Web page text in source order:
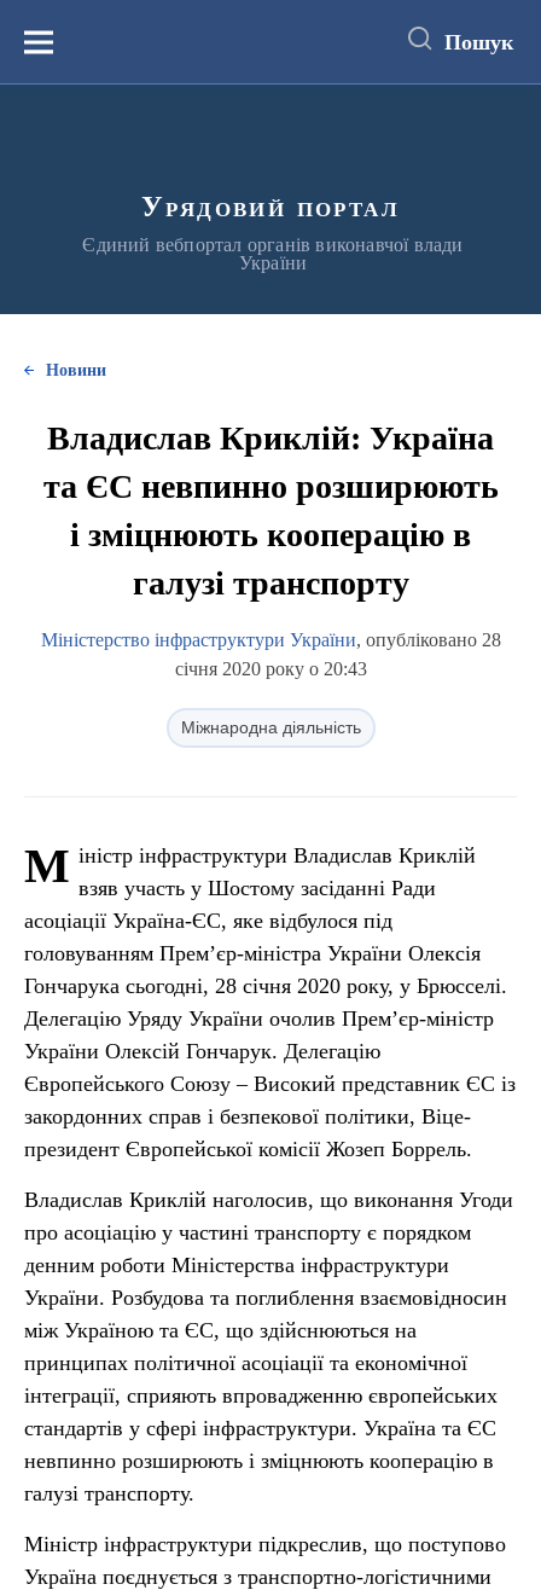
вмістуМеню Пошук
Урядовий портал
Єдиний вебпортал органів виконавчої влади
України
Новини
Владислав Криклій: Україна
та ЄС невпинно розширюють
і зміцнюють кооперацію в
галузі транспорту
Міністерство інфраструктури України, опубліковано 28
січня 2020 року о 20:43
Міжнародна діяльність
М іністр інфраструктури Владислав Криклій
взяв участь у Шостому засіданні Ради
асоціації Україна-ЄС, яке відбулося під
головуванням Прем’єр-міністра України Олексія
Гончарука сьогодні, 28 січня 2020 року, у Брюсселі.
Делегацію Уряду України очолив Прем’єр-міністр
України Олексій Гончарук. Делегацію
Європейського Союзу – Високий представник ЄС із
закордонних справ і безпекової політики, Віце-
президент Європейської комісії Жозеп Боррель.
Владислав Криклій наголосив, що виконання Угоди
про асоціацію у частині транспорту є порядком
денним роботи Міністерства інфраструктури
України. Розбудова та поглиблення взаємовідносин
між Україною та ЄС, що здійснюються на
принципах політичної асоціації та економічної
інтеграції, сприяють впровадженню європейських
стандартів у сфері інфраструктури. Україна та ЄС
невпинно розширюють і зміцнюють кооперацію в
галузі транспорту.
Міністр інфраструктури підкреслив, що поступово
Україна поєднується з транспортно-логістичними